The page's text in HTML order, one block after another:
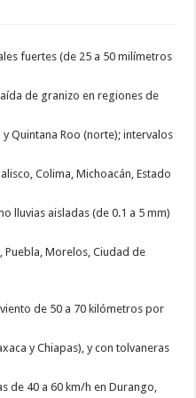
fuertes (de 25 a 50 milímetros
de granizo en regiones de
Quintana Roo (norte); intervalos
Colima, Michoacán, Estado
lluvias aisladas (de 0.1 a 5 mm)
Puebla, Morelos, Ciudad de
de 50 a 70 kilómetros por
y Chiapas), y con tolvaneras
de 40 a 60 km/h en Durango,